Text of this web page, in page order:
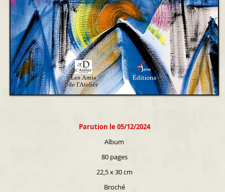
Parution le 05/12/2024
Album
80 pages
22,5 x 30 cm
Broché